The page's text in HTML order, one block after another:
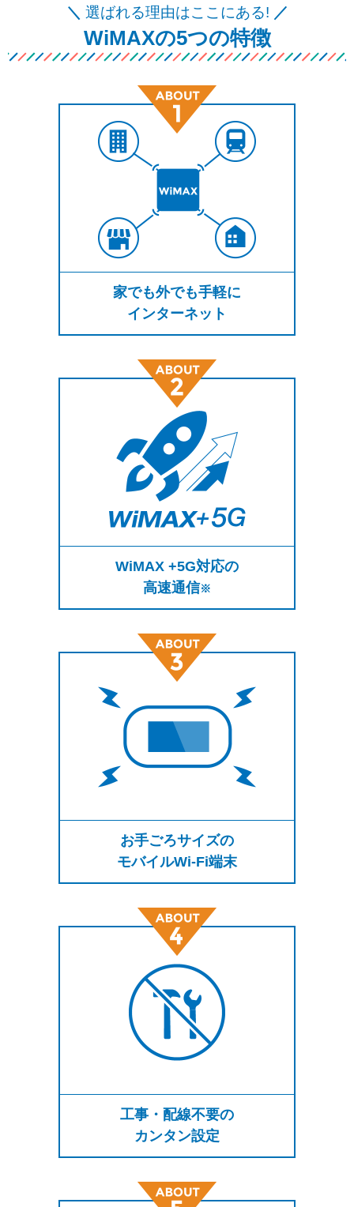
＼ 選ばれる理由はここにある! ／
WiMAXの5つの特徴
家でも外でも手軽に
インターネット
WiMAX +5G対応の
高速通信※
お手ごろサイズの
モバイルWi-Fi端末
工事・配線不要の
カンタン設定